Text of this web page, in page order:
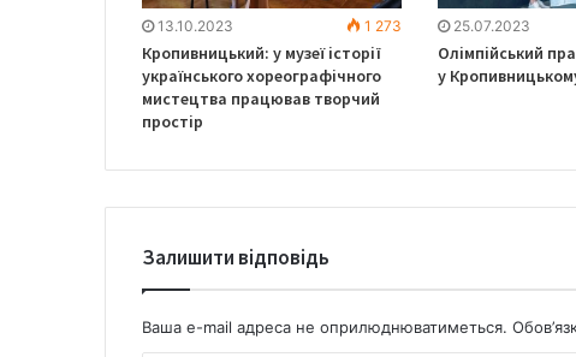
13.10.2023 1 273
Кропивницький: у музеї історії
українського хореографічного
мистецтва працював творчий
простір
25.07.2023
Олімпійський
у
Залишити відповідь
Ваша e-mail адреса не оприлюднюватиметься.